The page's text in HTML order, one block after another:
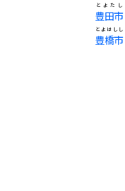
豊田市
とよたし
豊橋市
とよはしし